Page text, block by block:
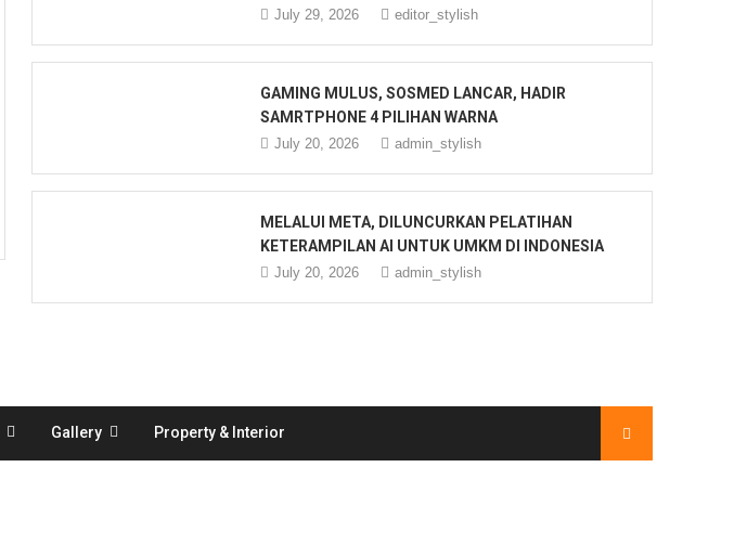
July 29, 2026 editor_stylish
GAMING MULUS, SOSMED LANCAR, HADIR
SAMRTPHONE 4 PILIHAN WARNA
July 20, 2026 admin_stylish
MELALUI META, DILUNCURKAN PELATIHAN
KETERAMPILAN AI UNTUK UMKM DI INDONESIA
July 20, 2026 admin_stylish
Gallery Property & Interior